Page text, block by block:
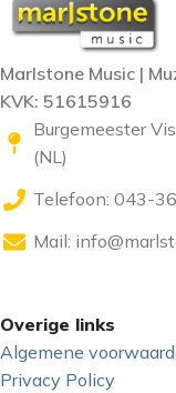
Marlstone Music |
KVK: 51615916
Burgemeester
(NL)
Telefoon: 043-
Mail:
Overige links
Algemene
Privacy Policy